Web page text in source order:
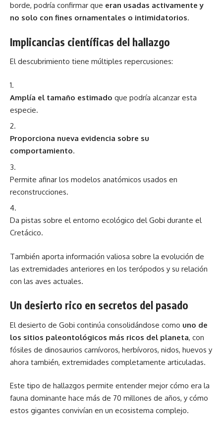
borde, podría confirmar que eran usadas activamente y
no solo con fines ornamentales o intimidatorios.
Implicancias científicas del hallazgo
El descubrimiento tiene múltiples repercusiones:
Amplía el tamaño estimado que podría alcanzar esta
especie.
Proporciona nueva evidencia sobre su
comportamiento.
Permite afinar los modelos anatómicos usados en
reconstrucciones.
Da pistas sobre el entorno ecológico del Gobi durante el
Cretácico.
También aporta información valiosa sobre la evolución de
las extremidades anteriores en los terópodos y su relación
con las aves actuales.
Un desierto rico en secretos del pasado
El desierto de Gobi continúa consolidándose como uno de
los sitios paleontológicos más ricos del planeta, con
fósiles de dinosaurios carnívoros, herbívoros, nidos, huevos y
ahora también, extremidades completamente articuladas.
Este tipo de hallazgos permite entender mejor cómo era la
fauna dominante hace más de 70 millones de años, y cómo
estos gigantes convivían en un ecosistema complejo.